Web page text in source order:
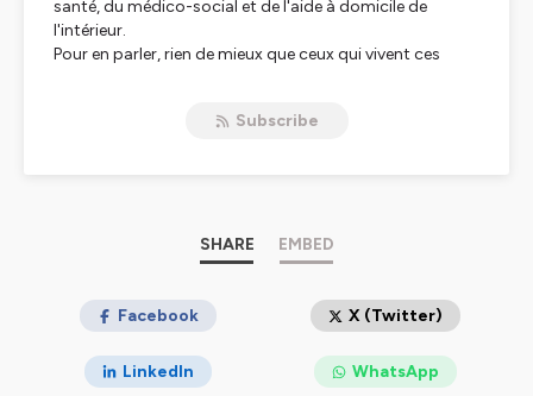
santé, du médico-social et de l'aide à domicile de
l'intérieur.
Pour en parler, rien de mieux que ceux qui vivent ces
des professionnels de la santé.
Subscribe
SHARE EMBED
Facebook X (Twitter)
LinkedIn WhatsApp